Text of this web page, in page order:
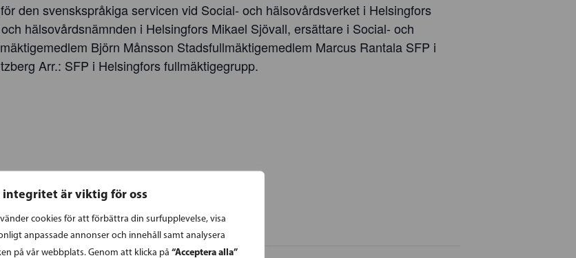
integritet är viktig för oss
cookies för att förbättra din surfupplevelse, visa
anpassade annonser och innehåll samt analysera
på vår webbplats. Genom att klicka på “Acceptera alla”
den svenskspråkiga servicen vid Social- och hälsovårdsverket i Helsingfors
hälsovårdsnämnden i Helsingfors Mikael Sjövall, ersättare i Social- och
Björn Månsson Stadsfullmäktigemedlem Marcus Rantala SFP i
Arr.: SFP i Helsingfors fullmäktigegrupp.